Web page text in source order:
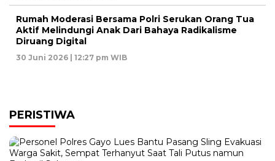
Rumah Moderasi Bersama Polri Serukan Orang Tua
Aktif Melindungi Anak Dari Bahaya Radikalisme
Diruang Digital
30 Juni 2026 | 12:27 pm WIB
PERISTIWA